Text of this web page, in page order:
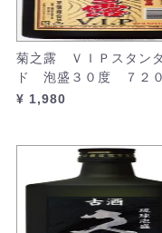
菊之露 ＶＩＰスタン
ド 泡盛３０度 ７２０
¥ 1,980